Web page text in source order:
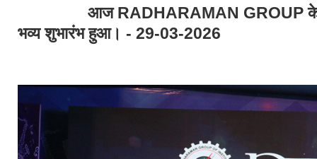
आज RADHARAMAN GROUP के
भव्य शुभारंभ हुआ। - 29-03-2026